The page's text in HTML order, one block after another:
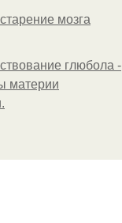
мозга
глюбола -
материи